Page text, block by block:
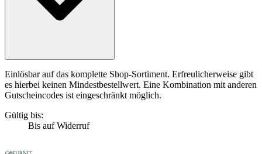
Einlösbar auf das komplette Shop-Sortiment. Erfreulicherweise gibt
es hierbei keinen Mindestbestellwert. Eine Kombination mit anderen
Gutscheincodes ist eingeschränkt möglich.
Gültig bis:
Bis auf Widerruf